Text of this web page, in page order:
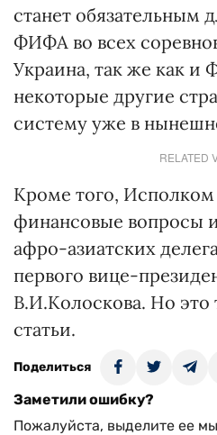
станет обязательным
ФИФА во всех
Украина, так же как и
некоторые другие
систему уже в
RELATED
Кроме того, Исполком
финансовые вопросы
афро-азиатских
первого вице-
В.И.Колоскова. Но это
статьи.
Поделиться
Заметили ошибку?
Пожалуйста, выделите ее